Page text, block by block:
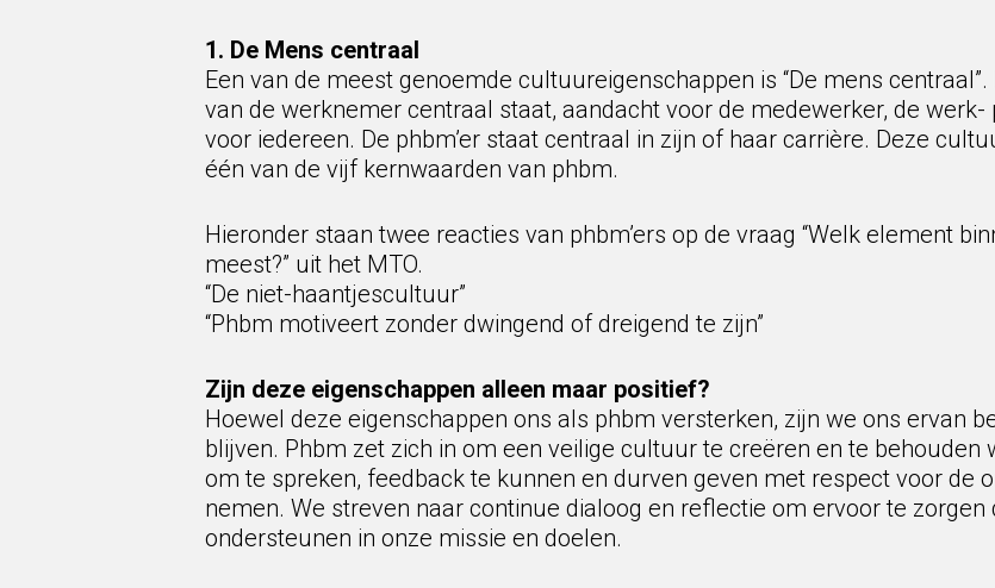
1. De Mens centraal
Een van de meest genoemde cultuureigenschappen is “De mens
van de werknemer centraal staat, aandacht voor de medewerker, de
voor iedereen. De phbm’er staat centraal in zijn of haar carrière. Deze
één van de vijf kernwaarden van phbm.
Hieronder staan twee reacties van phbm’ers op de vraag “Welk element
meest?” uit het MTO.
“De niet-haantjescultuur”
“Phbm motiveert zonder dwingend of dreigend te zijn”
Zijn deze eigenschappen alleen maar positief?
Hoewel deze eigenschappen ons als phbm versterken, zijn we ons ervan
blijven. Phbm zet zich in om een veilige cultuur te creëren en te
om te spreken, feedback te kunnen en durven geven met respect voor de
nemen. We streven naar continue dialoog en reflectie om ervoor te
ondersteunen in onze missie en doelen.